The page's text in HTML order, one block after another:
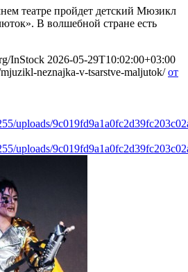
театре пройдет детский Мюзикл
В волшебной стране есть
InStock 2026-05-29T10:02:00+03:00
neznajka-v-tsarstve-maljutok/ от
uploads/
uploads/